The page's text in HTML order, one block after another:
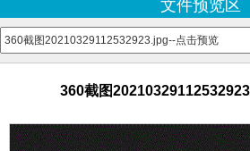
文件预览区
360截图